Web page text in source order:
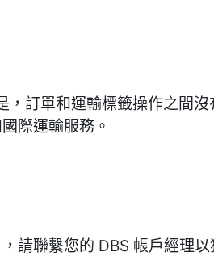
，訂單和運輸標籤操作之間沒
際運輸服務。
請聯繫您的 DBS 帳戶經理以